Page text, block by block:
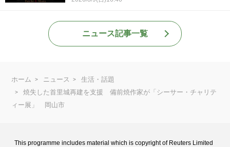
ニュース記事一覧
ホーム ニュース
生活・話題
焼失した首里城再建を支援 備前焼作家が「シーサー・チャリテ
ィー展」 岡山市
This programme includes material which is copyright of Reuters Limited